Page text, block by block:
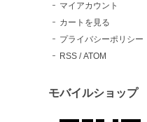
マイアカウント
カートを見る
プライバシーポリシー
RSS /ATOM
モバイルショップ